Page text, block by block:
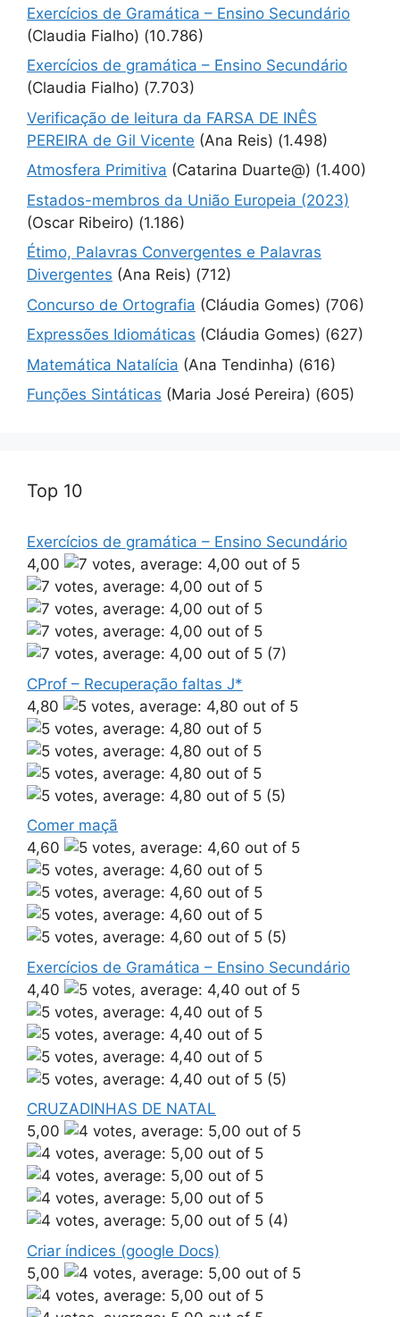
Exercícios de Gramática – Ensino Secundário
(Claudia Fialho) (10.786)
Exercícios de gramática – Ensino Secundário
(Claudia Fialho) (7.703)
Verificação de leitura da FARSA DE INÊS
PEREIRA de Gil Vicente (Ana Reis) (1.498)
Atmosfera Primitiva (Catarina Duarte@) (1.400)
Estados-membros da União Europeia (2023)
(Oscar Ribeiro) (1.186)
Étimo, Palavras Convergentes e Palavras
Divergentes (Ana Reis) (712)
Concurso de Ortografia (Cláudia Gomes) (706)
Expressões Idiomáticas (Cláudia Gomes) (627)
Matemática Natalícia (Ana Tendinha) (616)
Funções Sintáticas (Maria José Pereira) (605)
Top 10
Exercícios de gramática – Ensino Secundário
4,00
(7)
CProf – Recuperação faltas J*
4,80
(5)
Comer maçã
4,60
(5)
Exercícios de Gramática – Ensino Secundário
4,40
(5)
CRUZADINHAS DE NATAL
5,00
(4)
Criar índices (google Docs)
5,00